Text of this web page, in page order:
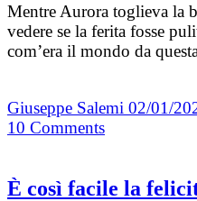
Mentre Aurora toglieva la
vedere se la ferita fosse
com’era il mondo da
Giuseppe Salemi 02/01/
10 Comments
È così facile la